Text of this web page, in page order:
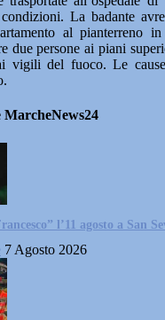
La badante
al pianterreno
due persone ai piani
vigili del fuoco. Le
l’11 agosto a San
7 Agosto 2026